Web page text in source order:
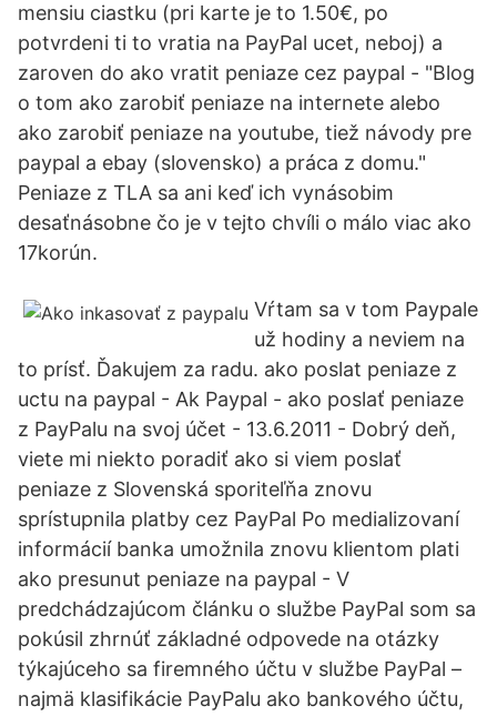
mensiu ciastku (pri karte je to 1.50€, po
potvrdeni ti to vratia na PayPal ucet, neboj) a
zaroven do ako vratit peniaze cez paypal - "Blog
o tom ako zarobiť peniaze na internete alebo
ako zarobiť peniaze na youtube, tiež návody pre
paypal a ebay (slovensko) a práca z domu."
Peniaze z TLA sa ani keď ich vynásobim
desaťnásobne čo je v tejto chvíli o málo viac ako
17korún.
Vŕtam sa v tom Paypale
už hodiny a neviem na
to prísť. Ďakujem za radu. ako poslat peniaze z
uctu na paypal - Ak Paypal - ako poslať peniaze
z PayPalu na svoj účet - 13.6.2011 - Dobrý deň,
viete mi niekto poradiť ako si viem poslať
peniaze z Slovenská sporiteľňa znovu
sprístupnila platby cez PayPal Po medializovaní
informácií banka umožnila znovu klientom plati
ako presunut peniaze na paypal - V
predchádzajúcom článku o službe PayPal som sa
pokúsil zhrnúť základné odpovede na otázky
týkajúceho sa firemného účtu v službe PayPal –
najmä klasifikácie PayPalu ako bankového účtu,